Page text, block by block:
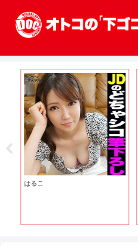
はるこ